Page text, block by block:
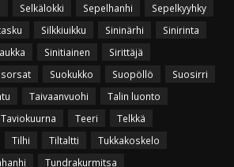
Selkälokki Sepelhanhi
Sepelkyyhky
Silkkiuikku Sininärhi
Sinirinta
Sinitiainen
Sirittäjä
sorsat Suokukko Suopöllö
Suosirri
Taivaanvuohi
Talin luonto
Taviokuurna Teeri
Telkkä
Tilhi Tiltaltti
Tukkakoskelo
Tundrakurmitsa